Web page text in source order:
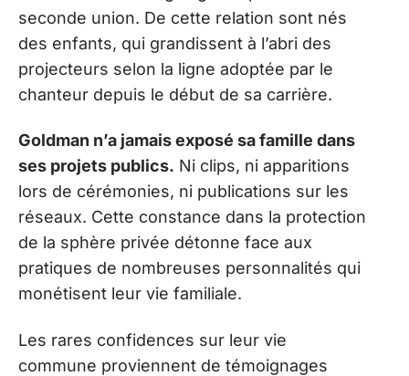
seconde union. De cette relation sont nés
des enfants, qui grandissent à l’abri des
projecteurs selon la ligne adoptée par le
chanteur depuis le début de sa carrière.
Goldman n’a jamais exposé sa famille dans
ses projets publics. Ni clips, ni apparitions
lors de cérémonies, ni publications sur les
réseaux. Cette constance dans la protection
de la sphère privée détonne face aux
pratiques de nombreuses personnalités qui
monétisent leur vie familiale.
Les rares confidences sur leur vie
commune proviennent de témoignages